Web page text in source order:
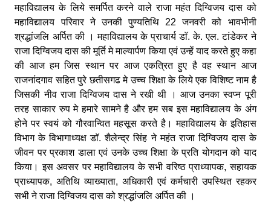
महाविद्यालय के लिये समर्पित करने वाले राजा महंत दिग्विजय दास को
महाविद्यालय परिवार ने उनकी पुण्यतिथि 22 जनवरी को भावभीनी
श्रद्धांजलि अर्पित की । महाविद्यालय के प्राचार्य डाॅ. के. एल. टांडेकर ने
राजा दिग्विजय दास की मूर्ति मे माल्यार्पण किया एवं उन्हें याद करते हुए कहा
की आज हम जिस स्थान पर आज एकत्रित हुए है वह स्थान आज
राजनांदगाव सहित पुरे छतीसगढ मे उच्च शिक्षा के लिये एक विशिष्ट नाम है
जिसकी नीव राजा दिग्विजय दास ने रखी थी । आज उनका स्वप्न पूरी
तरह साकार रुप मे हमारे सामने है और हम सब इस महाविद्यालय के अंग
होने पर स्वयं को गौरवान्वित महसूस करते है। महाविद्यालय के इतिहास
विभाग के विभागाध्यक्ष डाॅ. शैलेन्द्र सिंह ने महंत राजा दिग्विजय दास के
जीवन पर प्रकाश डाला एवं उनके उच्च शिक्षा के प्रति योगदान को याद
किया। इस अवसर पर महाविद्यालय के सभी वरिष्ठ प्राध्यापक, सहायक
प्राध्यापक, अतिथि व्याख्याता, अधिकारी एवं कर्मचारी उपस्थित रहकर
सभी ने राजा दिग्विजय दास को श्रद्धांजलि अर्पित की ।